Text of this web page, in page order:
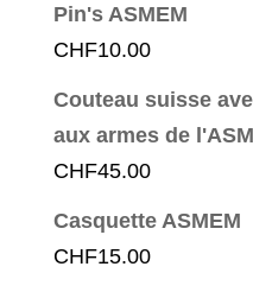
Pin's ASMEM
CHF10.00
Couteau suisse
aux armes de
CHF45.00
Casquette ASMEM
CHF15.00